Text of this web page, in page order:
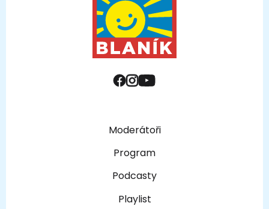
Moderátoři
Program
Podcasty
Playlist